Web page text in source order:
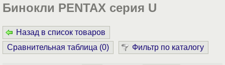
Бинокли PENTAX серия U
Назад в список товаров
Сравнительная таблица (0) Фильтр по каталогу